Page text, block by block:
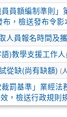
員額編制準則
，檢送發布令
人員報名時間及
)教學支援工作
從缺(尚有缺額) (
罰基準」業經
，檢送行政規則